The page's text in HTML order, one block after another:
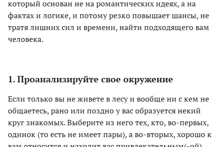
который основан не на романтических идеях, а на
фактах и логике, и потому резко повышает шансы, не
тратя лишних сил и времени, найти подходящего вам
человека.
1. Проанализируйте свое окружение
Если только вы не живете в лесу и вообще ни с кем не
общаетесь, рано или поздно у вас образуется некий
круг знакомых. Выберите из него тех, кто, во-первых,
одинок (то есть не имеет пары), а во-вторых, хорошо к